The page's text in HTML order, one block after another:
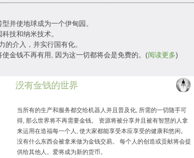
并使地球成为一个伊甸园。
技和纳米技术。
的介入，并实行国有化。
金钱不再有用, 因为这一切都将会是免费的。(阅读更多)
没有金钱的世界
当所有的生产和服务都交给机器人并且普及化, 所需的一切随手可
得, 那么世界将不再需要金钱。 资源将被分享并且被有智慧的人拿
来运用在造福每一个人, 使大家都能享受本应享受的健康和悠闲。
没有什么东西会被拿来做为金钱交易。 每个人的创造或贡献将会提
供给其他人。爱将成为新的货币。